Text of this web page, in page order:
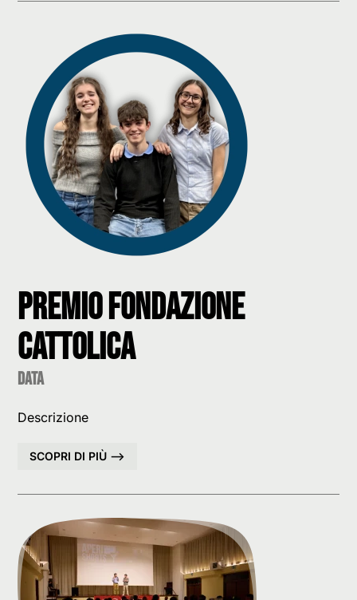
Premio Fondazione
Cattolica
data
Descrizione
SCOPRI DI PIÙ –>